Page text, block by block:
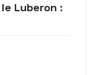
Luberon :